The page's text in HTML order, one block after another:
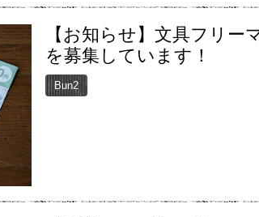
【お知らせ】文具フリー
を募集しています！
Bun2